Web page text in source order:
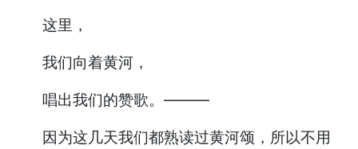
这里，
我们向着黄河，
唱出我们的赞歌。———
因为这几天我们都熟读过黄河颂，所以不用